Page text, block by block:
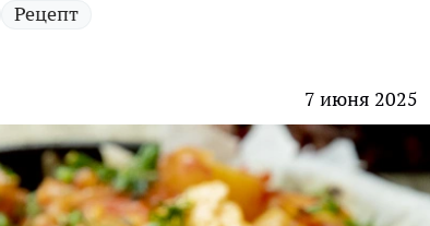
Рецепт
7 июня 2025